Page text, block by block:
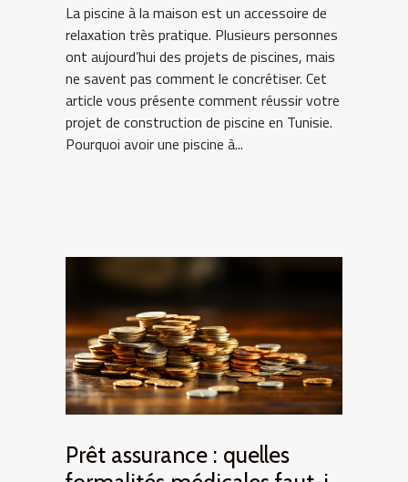
La piscine à la maison est un accessoire de
relaxation très pratique. Plusieurs personnes
ont aujourd’hui des projets de piscines, mais
ne savent pas comment le concrétiser. Cet
article vous présente comment réussir votre
projet de construction de piscine en Tunisie.
Pourquoi avoir une piscine à...
Prêt assurance : quelles